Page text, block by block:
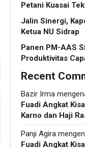
Petani Kuasai
Jalin Sinergi,
Ketua NU Sidrap
Panen PM-AAS
Produktivitas
Recent
Bazir Irma
Fuadi Angkat
Karno dan Haji
Panji Agira
Fuadi Angkat